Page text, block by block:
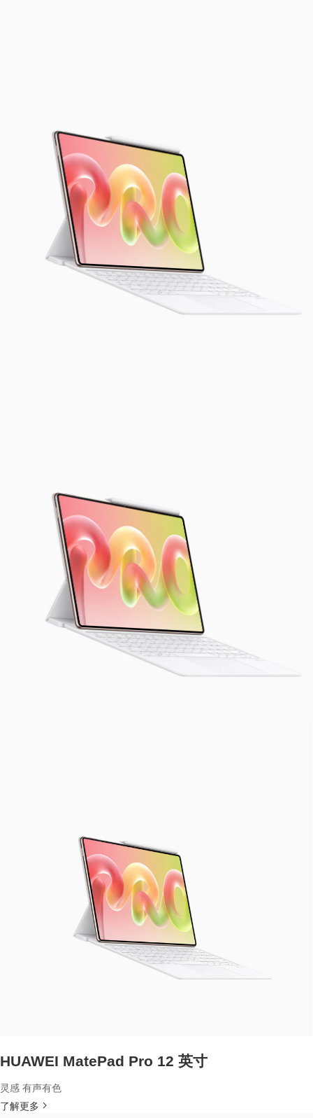
HUAWEI MatePad Pro 12 英寸
灵感 有声有色
了解更多